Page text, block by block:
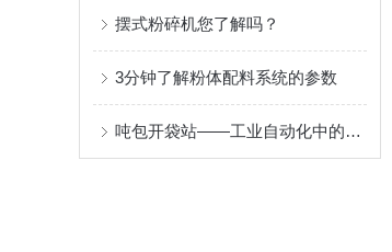
摆式粉碎机您了解吗？
3分钟了解粉体配料系统的参数
吨包开袋站——工业自动化中的关键一环